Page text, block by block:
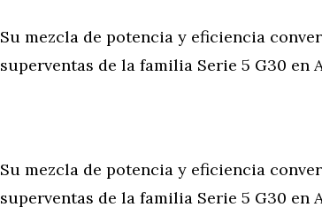
Su mezcla de potencia y eficiencia
superventas de la familia Serie 5 G30 en
Su mezcla de potencia y eficiencia
superventas de la familia Serie 5 G30 en